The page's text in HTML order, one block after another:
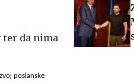
poslanske